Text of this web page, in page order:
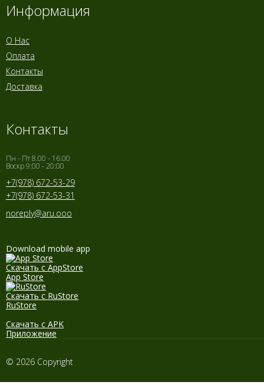
Информация
О Нас
Оплата
Контакты
Доставка
Контакты
Пн - Пт 8.00 - 16.00
Воскр 9:00 - 20:00
+7(978) 672-53-29
+7(978) 672-53-31
noreply@aru.ooo
Download mobile app
Скачать с AppStore
App Store
Скачать с RuStore
RuStore
Скачать с APK
Приложение
© 2026 Copyright